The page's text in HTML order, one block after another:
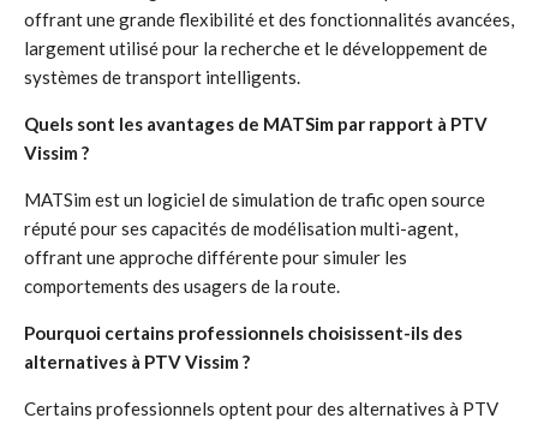
offrant une grande flexibilité et des fonctionnalités avancées,
largement utilisé pour la recherche et le développement de
systèmes de transport intelligents.
Quels sont les avantages de MATSim par rapport à PTV
Vissim ?
MATSim est un logiciel de simulation de trafic open source
réputé pour ses capacités de modélisation multi-agent,
offrant une approche différente pour simuler les
comportements des usagers de la route.
Pourquoi certains professionnels choisissent-ils des
alternatives à PTV Vissim ?
Certains professionnels optent pour des alternatives à PTV